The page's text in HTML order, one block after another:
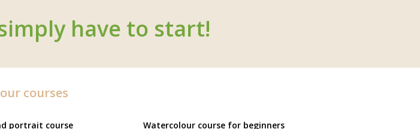
have to start!
courses
portrait course Watercolour course for beginners